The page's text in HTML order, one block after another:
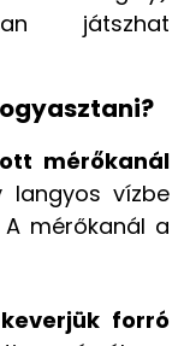
játszhat
mérőkanál
vízbe
mérőkanál a
forró